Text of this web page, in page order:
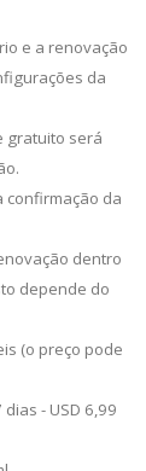
e a renovação
da
gratuito será
confirmação da
dentro
depende do
(o preço pode
- USD 6,99